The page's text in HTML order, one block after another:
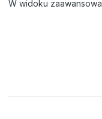
W widoku